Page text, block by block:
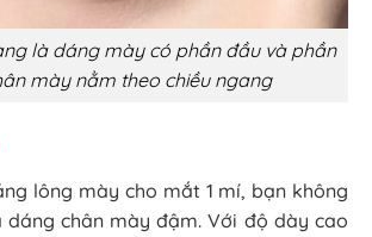
là dáng mày có phần đầu và phần
mày nằm theo chiều ngang
lông mày cho mắt 1 mí, bạn không
chân mày đậm. Với độ dày cao